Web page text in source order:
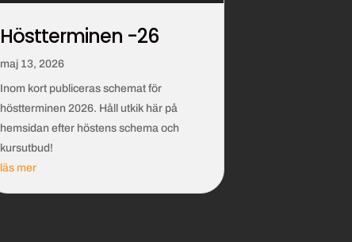
Höstterminen -26
maj 13, 2026
Inom kort publiceras schemat för
höstterminen 2026. Håll utkik här på
hemsidan efter höstens schema och
kursutbud!
läs mer